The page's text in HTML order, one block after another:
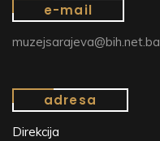
e-mail
muzejsarajeva@bih.net.ba
adresa
Direkcija